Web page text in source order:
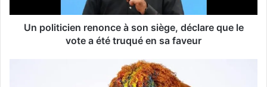
Un politicien renonce à son siège, déclare que le
vote a été truqué en sa faveur